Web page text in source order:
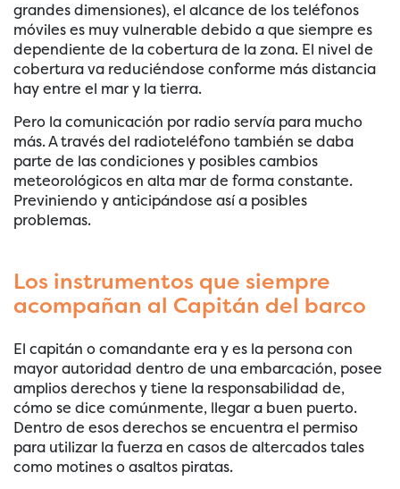
grandes dimensiones), el alcance de los teléfonos
móviles es muy vulnerable debido a que siempre es
dependiente de la cobertura de la zona. El nivel de
cobertura va reduciéndose conforme más distancia
hay entre el mar y la tierra.
Pero la comunicación por radio servía para mucho
más. A través del radioteléfono también se daba
parte de las condiciones y posibles cambios
meteorológicos en alta mar de forma constante.
Previniendo y anticipándose así a posibles
problemas.
Los instrumentos que siempre
acompañan al Capitán del barco
El capitán o comandante era y es la persona con
mayor autoridad dentro de una embarcación, posee
amplios derechos y tiene la responsabilidad de,
cómo se dice comúnmente, llegar a buen puerto.
Dentro de esos derechos se encuentra el permiso
para utilizar la fuerza en casos de altercados tales
como motines o asaltos piratas.